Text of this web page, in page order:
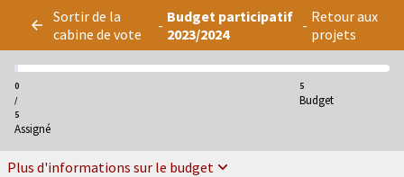
Sortir de la
cabine de vote
- Budget participatif
2023/2024
- Retour aux
projets
0
/
5
Assigné
5
Budget
Plus d'informations sur le budget
Panneau de gestion des cookies